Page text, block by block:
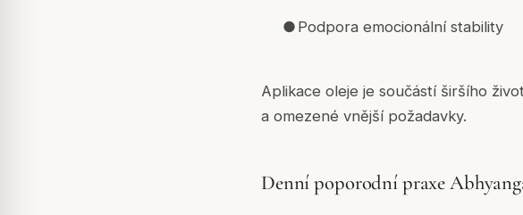
● Podpora emocionální stability
Aplikace oleje je součástí širšího
a omezené vnější požadavky.
Denní poporodní praxe